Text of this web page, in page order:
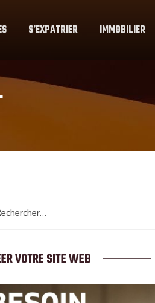
S’EXPATRIER IMMOBILIER
VOTRE SITE WEB